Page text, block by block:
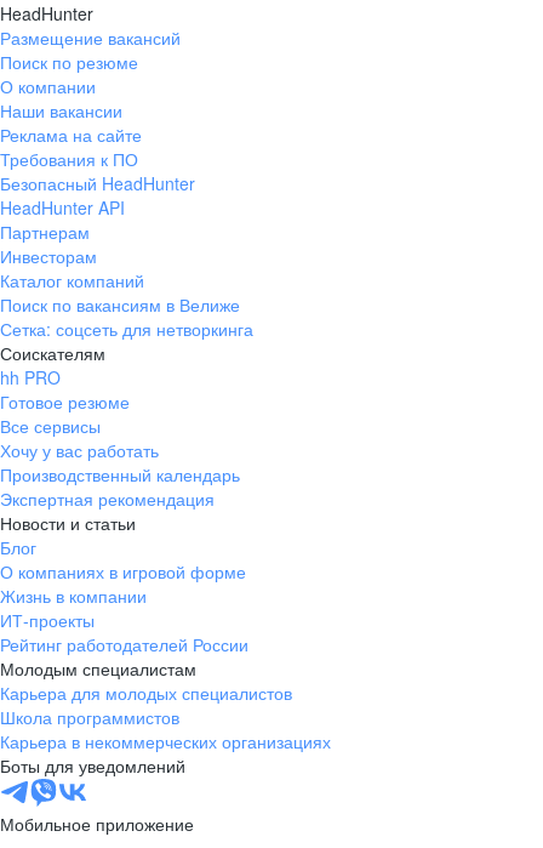
HeadHunter
Размещение вакансий
Поиск по резюме
О компании
Наши вакансии
Реклама на сайте
Требования к ПО
Безопасный HeadHunter
HeadHunter API
Партнерам
Инвесторам
Каталог компаний
Поиск по вакансиям в Велиже
Сетка: соцсеть для нетворкинга
Соискателям
hh PRO
Готовое резюме
Все сервисы
Хочу у вас работать
Производственный календарь
Экспертная рекомендация
Новости и статьи
Блог
О компаниях в игровой форме
Жизнь в компании
ИТ-проекты
Рейтинг работодателей России
Молодым специалистам
Карьера для молодых специалистов
Школа программистов
Карьера в некоммерческих организациях
Боты для уведомлений
Мобильное приложение